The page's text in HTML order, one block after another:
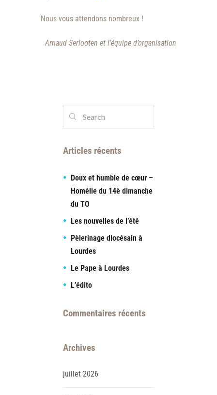
Nous vous attendons nombreux !
Arnaud Serlooten et l’équipe d’organisation
Articles récents
Doux et humble de cœur –
Homélie du 14è dimanche
du TO
Les nouvelles de l’été
Pèlerinage diocésain à
Lourdes
Le Pape à Lourdes
L’édito
Commentaires récents
Archives
juillet 2026